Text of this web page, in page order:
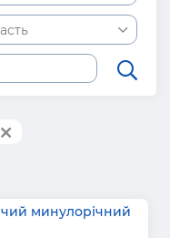
минулорічний